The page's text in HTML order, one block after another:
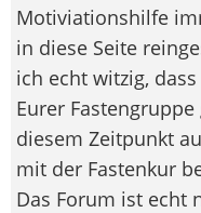
Motiviationshilfe
in diese Seite
ich echt witzig,
Eurer Fastengruppe
diesem Zeitpunkt
mit der Fastenkur
Das Forum ist echt